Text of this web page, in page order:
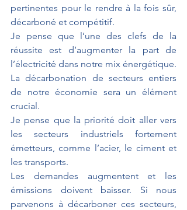
pertinentes pour le rendre à la fois sûr,
décarboné et compétitif.
Je pense que l’une des clefs de la
réussite est d’augmenter la part de
l’électricité dans notre mix énergétique.
La décarbonation de secteurs entiers
de notre économie sera un élément
crucial.
Je pense que la priorité doit aller vers
les secteurs industriels fortement
émetteurs, comme l’acier, le ciment et
les transports.
Les demandes augmentent et les
émissions doivent baisser. Si nous
parvenons à décarboner ces secteurs,